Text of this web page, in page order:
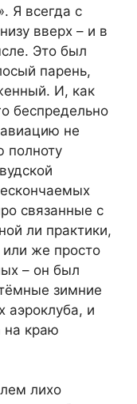
Я всегда с
вверх – и в
Это был
парень,
И, как
беспредельно
не
полноту
связанные с
ли практики,
же просто
– он был
зимние
аэроклуба, и
на краю
лихо